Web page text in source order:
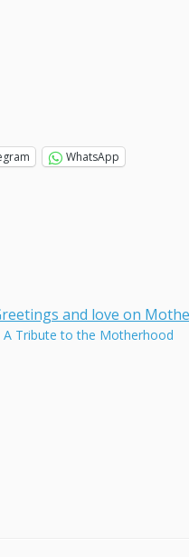
WhatsApp
A Tribute to the Motherhood